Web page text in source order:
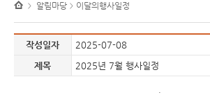
> 알림마당 > 이달의행사일정
작성일자
2025-07-08
제목
2025년 7월 행사일정